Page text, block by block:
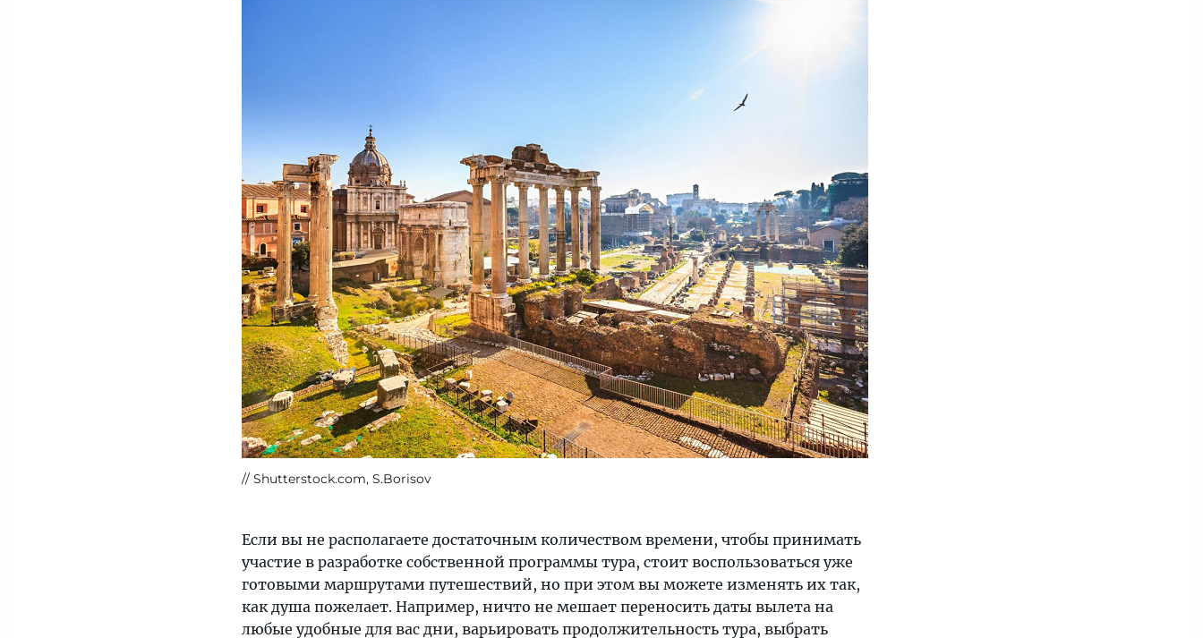
Shutterstock.com, S.Borisov
Если вы не располагаете достаточным количеством времени, чтобы принимать
участие в разработке собственной программы тура, стоит воспользоваться уже
готовыми маршрутами путешествий, но при этом вы можете изменять их так,
как душа пожелает. Например, ничто не мешает переносить даты вылета на
любые удобные для вас дни, варьировать продолжительность тура, выбрать